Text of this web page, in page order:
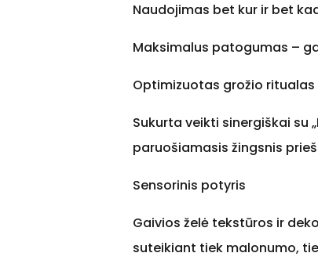
Naudojimas bet kur ir bet
Maksimalus patogumas –
Optimizuotas grožio ritualas
Sukurta veikti sinergiškai su
paruošiamasis žingsnis
Sensorinis potyris
Gaivios želė tekstūros ir
suteikiant tiek malonumo,